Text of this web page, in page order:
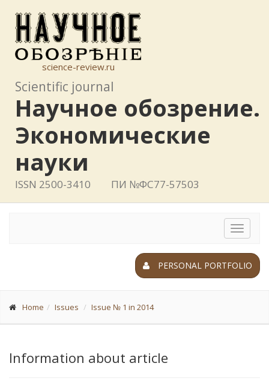
science-review.ru
Scientific journal
Научное обозрение.
Экономические
науки
ISSN 2500-3410 ПИ №ФС77-57503
Toggle
PERSONAL PORTFOLIO
Home Issues Issue № 1 in 2014
Information about article